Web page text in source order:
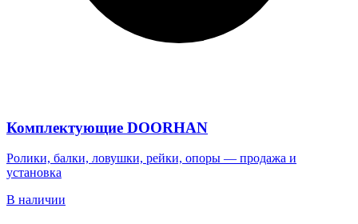
Комплектующие DOORHAN
Ролики, балки, ловушки, рейки, опоры — продажа и
установка
В наличии